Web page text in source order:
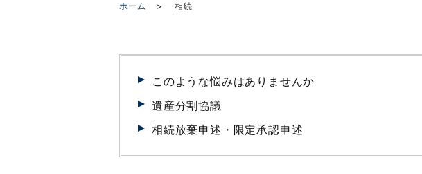
ホーム 相続
このような悩みはありませんか
遺産分割協議
相続放棄申述・限定承認申述